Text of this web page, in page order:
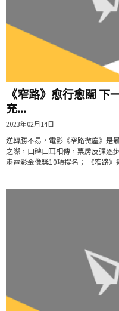
《窄路》愈行愈闊 下
充...
2023年02月14日
逆轉勝不易，電影《窄路微塵》是
之際，口碑口耳相傳，票房反彈逐
港電影金像獎10項提名； 《窄路》